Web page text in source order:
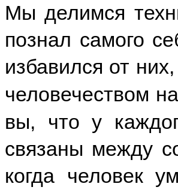
Мы делимся
познал самого
избавился от
человечеством
вы, что у
связаны между
когда человек